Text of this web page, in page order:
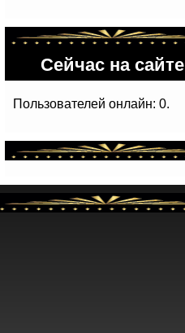
Сейчас на сайте
Пользователей онлайн: 0.